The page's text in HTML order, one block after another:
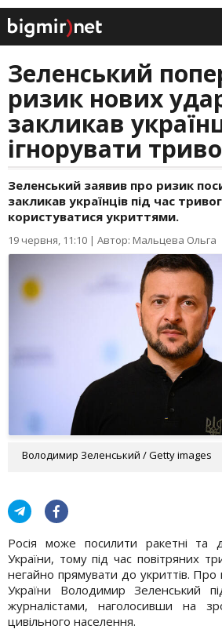
Зеленський
ризик нових
закликав
ігнорувати
Зеленський заявив про ризик
закликав українців під час
користуватися укриттями.
19 червня, 11:10 | Автор: Мальцева Ольга
Володимир Зеленський / Getty images
Росія може посилити ракетні та
України, тому під час повітряних
негайно прямувати до укриттів.
України Володимир Зеленський
журналістами, наголосивши на
цивільного населення.